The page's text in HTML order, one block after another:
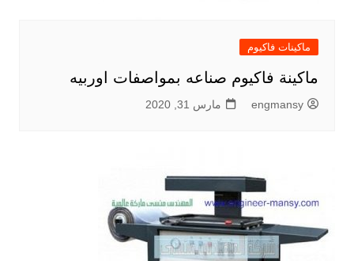
ماكينات فاكيوم
ماكينة فاكيوم صناعه بمواصفات اوربيه
engmansy مارس 31, 2020